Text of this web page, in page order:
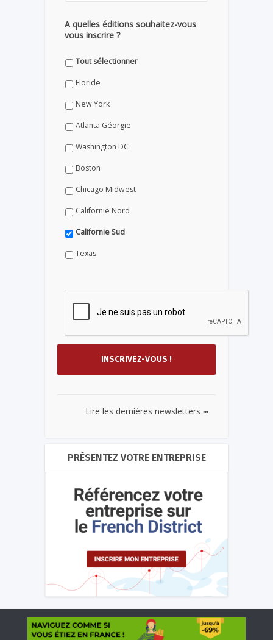
A quelles éditions souhaitez-vous
vous inscrire ?
Tout sélectionner
Floride
New York
Atlanta Géorgie
Washington DC
Boston
Chicago Midwest
Californie Nord
Californie Sud
Texas
Lire les dernières newsletters ...
PRÉSENTEZ VOTRE ENTREPRISE